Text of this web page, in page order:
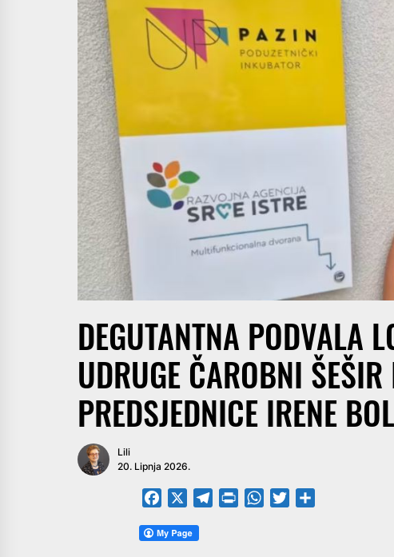
DEGUTANTNA PODVALA
UDRUGE ČAROBNI
PREDSJEDNICE IRENE
Lili
20. Lipnja 2026.
FacebookTelegramPrintFriendly
WhatsApp
Twitter